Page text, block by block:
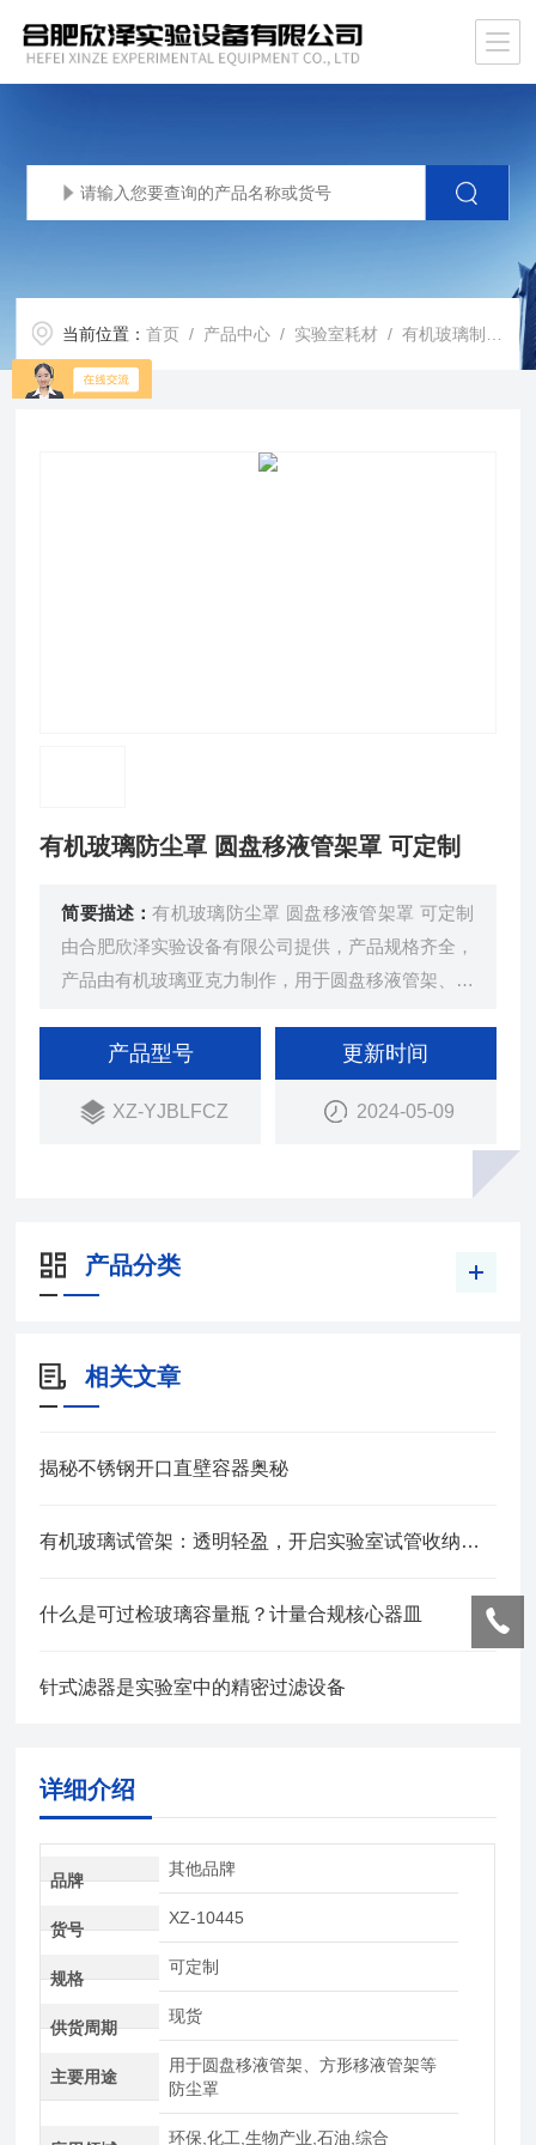
当前位置：首页 / 产品中心 / 实验室耗材 /有机玻璃制品 /
有机玻璃防尘罩 圆盘移液管架罩 可定制
简要描述：有机玻璃防尘罩 圆盘移液管架罩 可定制
由合肥欣泽实验设备有限公司提供，产品规格齐全，
产品由有机玻璃亚克力制作，用于圆盘移液管架、方
产品型号
XZ-YJBLFCZ
更新时间
2024-05-09
产品分类
相关文章
揭秘不锈钢开口直壁容器奥秘
有机玻璃试管架：透明轻盈，开启实验室试管收纳新体验
什么是可过检玻璃容量瓶？计量合规核心器皿
针式滤器是实验室中的精密过滤设备
详细介绍
品牌
其他品牌
货号
XZ-10445
规格
可定制
供货周期
现货
主要用途
用于圆盘移液管架、方形移液管架等
防尘罩
环保,化工,生物产业,石油,综合